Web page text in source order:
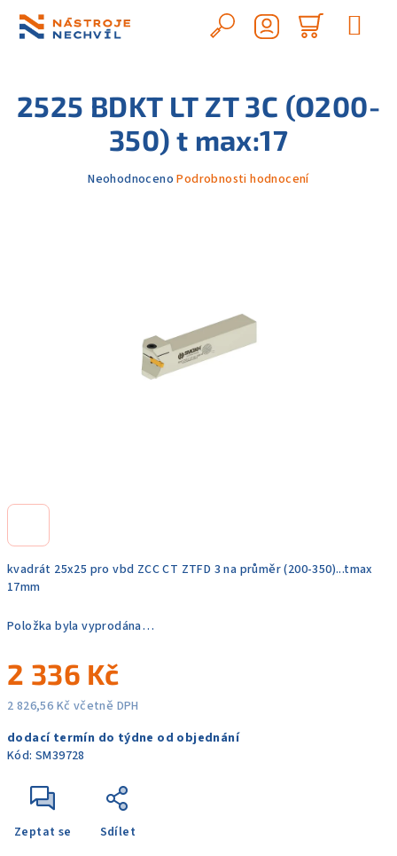
obsah
Hledat
košík
kvadrát 25x25 pro vbd ZCC CT ZTFD 3 na průměr (200-350)...tmax
17mm
Položka byla vyprodána…
2 336 Kč
2 826,56 Kč včetně DPH
cena:
dodací termín do týdne od objednání
Kód: SM39728
Zeptat se Sdílet
2525 BDKT LT ZT 3C (O200-
350) t max:17
Průměrné
Neohodnoceno Podrobnosti hodnocení